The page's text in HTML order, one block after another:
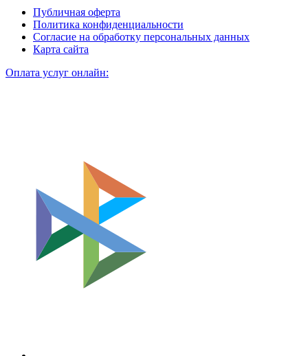
Публичная оферта
Политика конфиденциальности
Согласие на обработку персональных данных
Карта сайта
Оплата услуг онлайн: